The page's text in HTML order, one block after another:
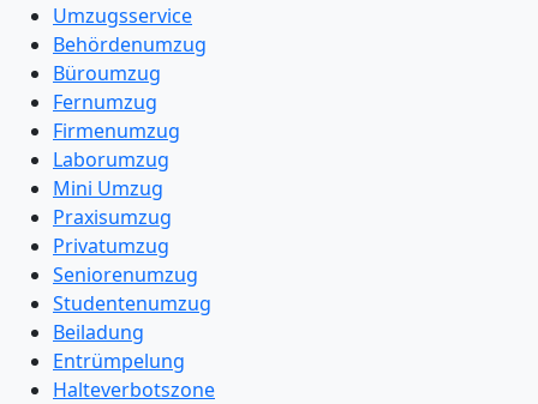
Umzugsservice
Behördenumzug
Büroumzug
Fernumzug
Firmenumzug
Laborumzug
Mini Umzug
Praxisumzug
Privatumzug
Seniorenumzug
Studentenumzug
Beiladung
Entrümpelung
Halteverbotszone